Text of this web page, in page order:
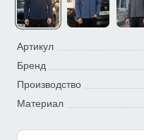
Артикул
Бренд
Производство
Материал